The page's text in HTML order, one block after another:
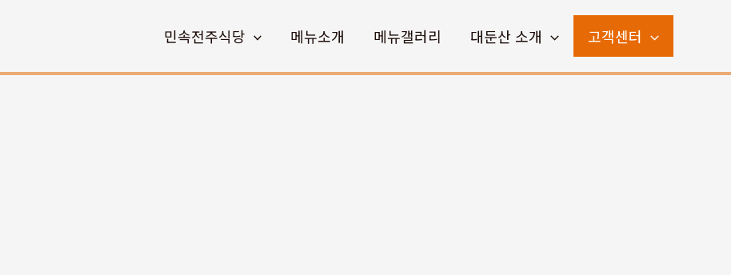
민속전주식당 메뉴소개 메뉴갤러리 대둔산 소개 고객센터